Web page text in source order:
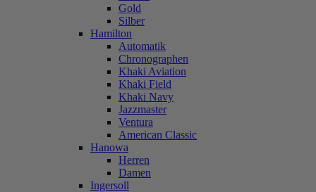
Gold
Silber
Hamilton
Automatik
Chronographen
Khaki Aviation
Khaki Field
Khaki Navy
Jazzmaster
Ventura
American Classic
Hanowa
Herren
Damen
Ingersoll